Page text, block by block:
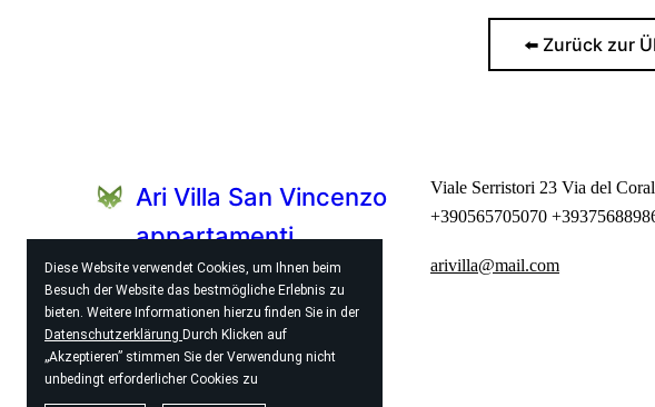
Diese Website verwendet Cookies, um Ihnen beim
Besuch der Website das bestmögliche Erlebnis zu
bieten. Weitere Informationen hierzu finden Sie in der
Datenschutzerklärung Durch Klicken auf
„Akzeptieren” stimmen Sie der Verwendung nicht
unbedingt erforderlicher Cookies zu
⬅️ Zurück zur
Ari Villa San Vincenzo
appartamenti
vacanze
Template build 2023 by ari id 107289
Viale Serristori 23 Via del
+390565705070
arivilla@mail.com